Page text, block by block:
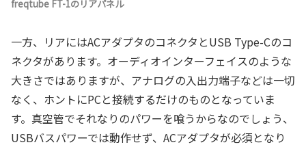
freqtube FT-1のリアパネル
一方、リアにはACアダプタのコネクタとUSB Type-Cのコ
ネクタがあります。オーディオインターフェイスのような
大きさではありますが、アナログの入出力端子などは一切
なく、ホントにPCと接続するだけのものとなっていま
す。真空管でそれなりのパワーを喰うからなのでしょう、
USBバスパワーでは動作せず、ACアダプタが必須となり